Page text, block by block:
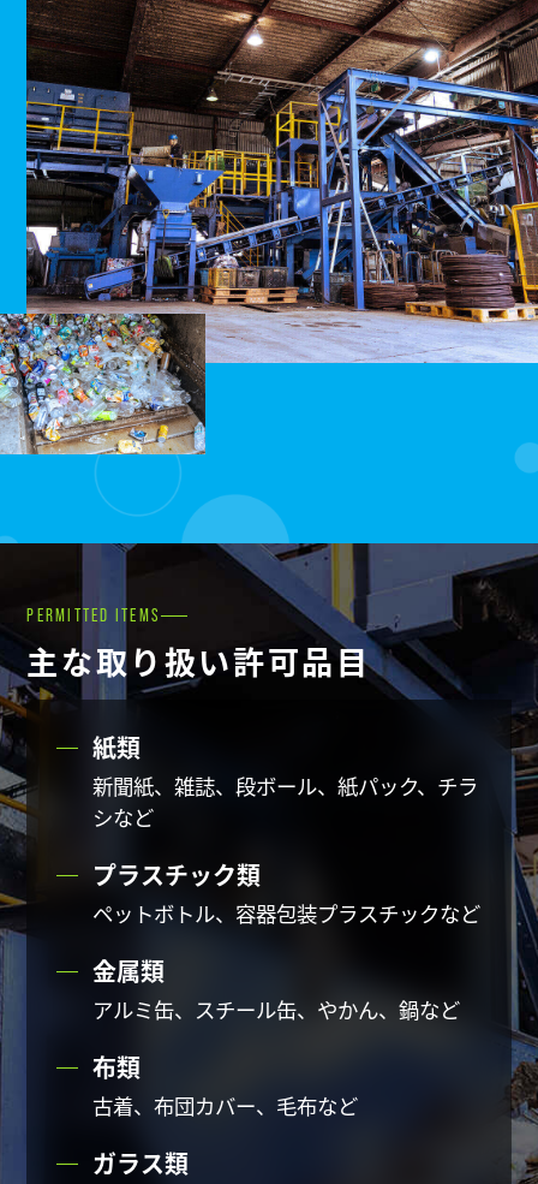
PERMITTED ITEMS
主な取り扱い許可品目
紙類
新聞紙、雑誌、段ボール、紙パック、チラ
シなど
プラスチック類
ペットボトル、 容器包装プラスチックなど
金属類
アルミ缶、スチール缶、やかん、鍋など
布類
古着、布団カバー、毛布など
ガラス類